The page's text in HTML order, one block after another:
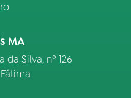
MA
da Silva, nº 126